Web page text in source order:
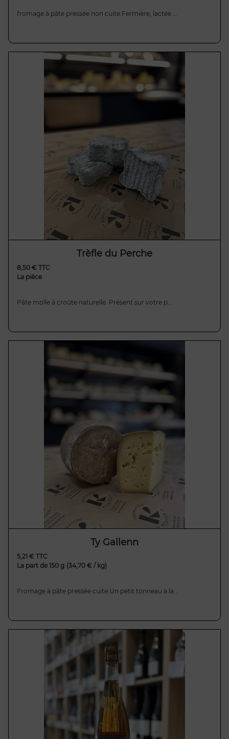
fromage à pâte pressée non cuite.Fermière, lactée ...
Trèfle du Perche
8,50 € TTC
La pièce
Pâte molle à croûte naturelle. Présent sur votre p...
Ty Gallenn
5,21 € TTC
La part de 150 g (34,70 € / kg)
Fromage à pâte pressée cuite.Un petit tonneau à la...